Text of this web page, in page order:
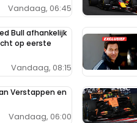
Vandaag, 06:45
Bull afhankelijk
op eerste
Vandaag, 08:15
Verstappen en
Vandaag, 06:00